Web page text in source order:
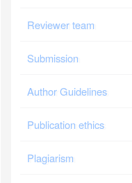
Reviewer team
Submission
Author Guidelines
Publication ethics
Plagiarism